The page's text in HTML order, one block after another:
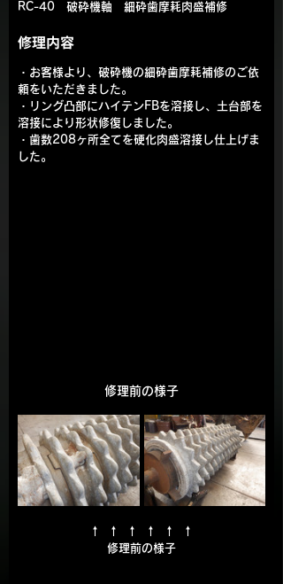
RC-40　破砕機軸　細砕歯摩耗肉盛補修
修理内容
・お客様より、破砕機の細砕歯摩耗補修のご依
頼をいただきました。
・リング凸部にハイテンFBを溶接し、土台部を
溶接により形状修復しました。
・歯数208ヶ所全てを硬化肉盛溶接し仕上げま
した。
修理前の様子
↑  ↑  ↑  ↑  ↑  ↑
修理前の様子